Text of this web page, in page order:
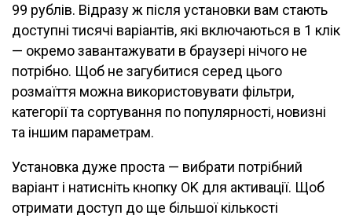
99 рублів. Відразу ж після установки вам стають
доступні тисячі варіантів, які включаються в 1 клік
— окремо завантажувати в браузері нічого не
потрібно. Щоб не загубитися серед цього
розмаїття можна використовувати фільтри,
категорії та сортування по популярності, новизні
та іншим параметрам.
Установка дуже проста — вибрати потрібний
варіант і натисніть кнопку OK для активації. Щоб
отримати доступ до ще більшої кількості